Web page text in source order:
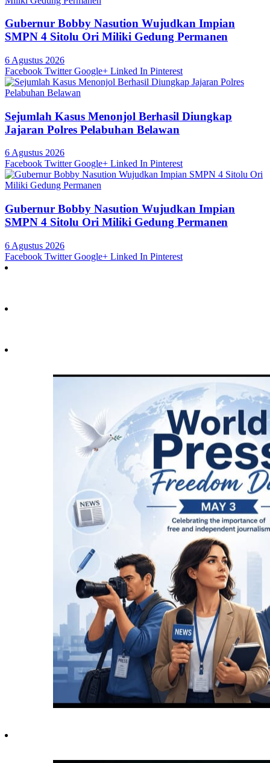
Gubernur Bobby Nasution Wujudkan Impian
SMPN 4 Sitolu Ori Miliki Gedung Permanen
6 Agustus 2026
Facebook Twitter Google+ Linked In Pinterest
Sejumlah Kasus Menonjol Berhasil Diungkap
Jajaran Polres Pelabuhan Belawan
6 Agustus 2026
Facebook Twitter Google+ Linked In Pinterest
Gubernur Bobby Nasution Wujudkan Impian
SMPN 4 Sitolu Ori Miliki Gedung Permanen
6 Agustus 2026
Facebook Twitter Google+ Linked In Pinterest